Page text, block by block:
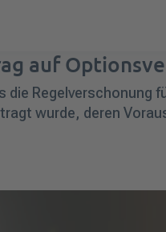
auf
wurde, deren